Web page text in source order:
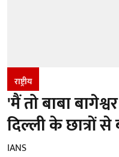
राष्ट्रीय
'मैं तो बाबा
दिल्ली के छात्रों
IANS